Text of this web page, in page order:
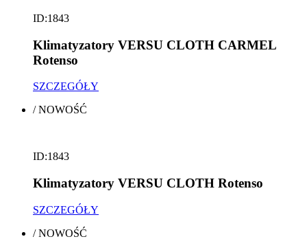
ID:1843
Klimatyzatory VERSU CLOTH CARMEL
Rotenso
SZCZEGÓŁY
/NOWOŚĆ
ID:1843
Klimatyzatory VERSU CLOTH Rotenso
SZCZEGÓŁY
/NOWOŚĆ